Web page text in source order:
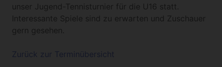
unser Jugend-Tennisturnier für die U16 statt.
Interessante Spiele sind zu erwarten und Zuschauer
gern gesehen.
Zurück zur Terminübersicht